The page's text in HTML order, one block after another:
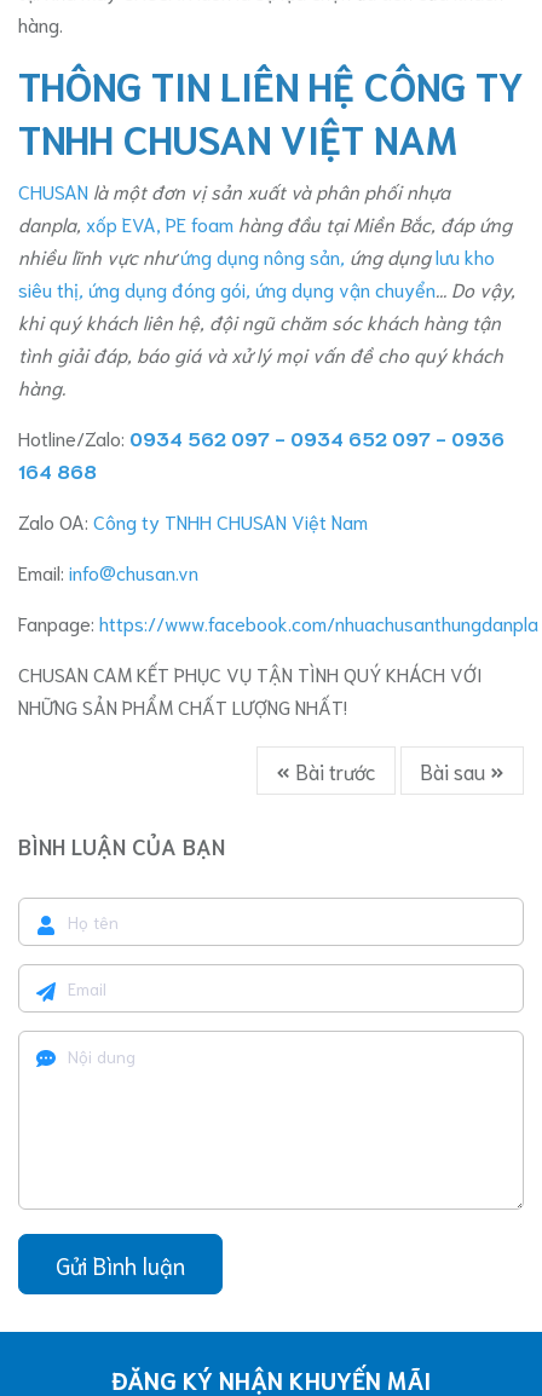
hàng.
THÔNG TIN LIÊN HỆ CÔNG TY
TNHH CHUSAN VIỆT NAM
CHUSAN là một đơn vị sản xuất và phân phối nhựa
danpla, xốp EVA, PE foam hàng đầu tại Miền Bắc, đáp ứng
nhiều lĩnh vực nhưứng dụng nông sản ứng dụnglưu kho
siêu thị ứng dụng đóng gói ứng dụng vận chuyển ... Do vậy,
khi quý khách liên hệ, đội ngũ chăm sóc khách hàng tận
tình giải đáp, báo giá và xử lý mọi vấn đề cho quý khách
hàng.
Hotline/Zalo: 0934 562 097 - 0934 652 097 - 0936
164 868
Zalo OA: Công ty TNHH CHUSAN Việt Nam
Email: info@chusan.vn
Fanpage: https://www.facebook.com/nhuachusanthungdanpla
CHUSAN CAM KẾT PHỤC VỤ TẬN TÌNH QUÝ KHÁCH VỚI
NHỮNG SẢN PHẨM CHẤT LƯỢNG NHẤT!
Bài trước Bài sau
BÌNH LUẬN CỦA BẠN
Gửi Bình luận
ĐĂNG KÝ NHẬN KHUYẾN MÃI